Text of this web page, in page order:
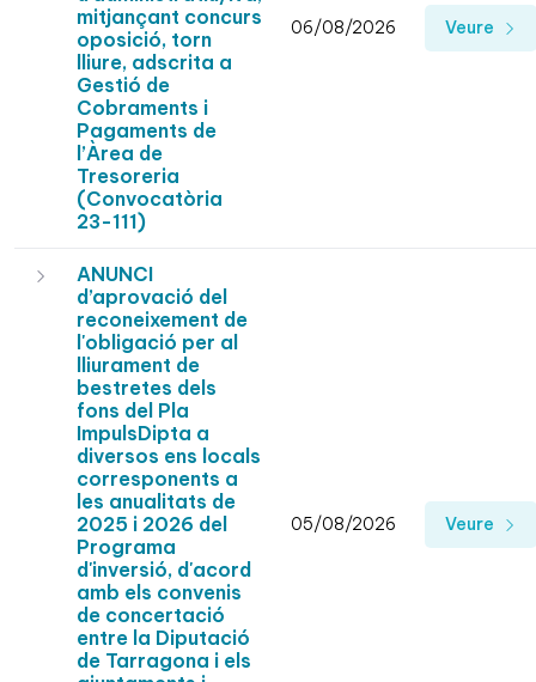
mitjançant concurs
oposició, torn
lliure, adscrita a
Gestió de
Cobraments i
Pagaments de
l’Àrea de
Tresoreria
(Convocatòria
23-111)
06/08/2026 Veure
ANUNCI
d’aprovació del
reconeixement de
l'obligació per al
lliurament de
bestretes dels
fons del Pla
ImpulsDipta a
diversos ens locals
corresponents a
les anualitats de
2025 i 2026 del
Programa
d'inversió, d'acord
amb els convenis
de concertació
entre la Diputació
de Tarragona i els
05/08/2026 Veure